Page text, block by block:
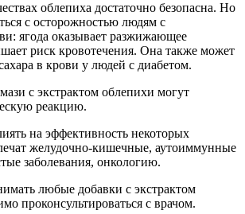
облепиха достаточно безопасна. Но
с осторожностью людям с
ягода оказывает разжижающее
риск кровотечения. Она также может
в крови у людей с диабетом.
с экстрактом облепихи могут
реакцию.
на эффективность некоторых
желудочно-кишечные, аутоиммунные
заболевания, онкологию.
любые добавки с экстрактом
проконсультироваться с врачом.